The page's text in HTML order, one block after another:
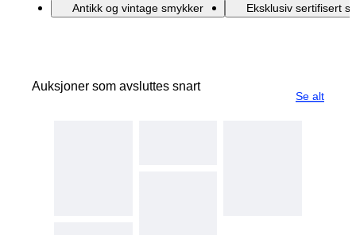
Antikk og vintage smykker Eksklusiv sertifisert
Auksjoner som avsluttes snart
Se alt